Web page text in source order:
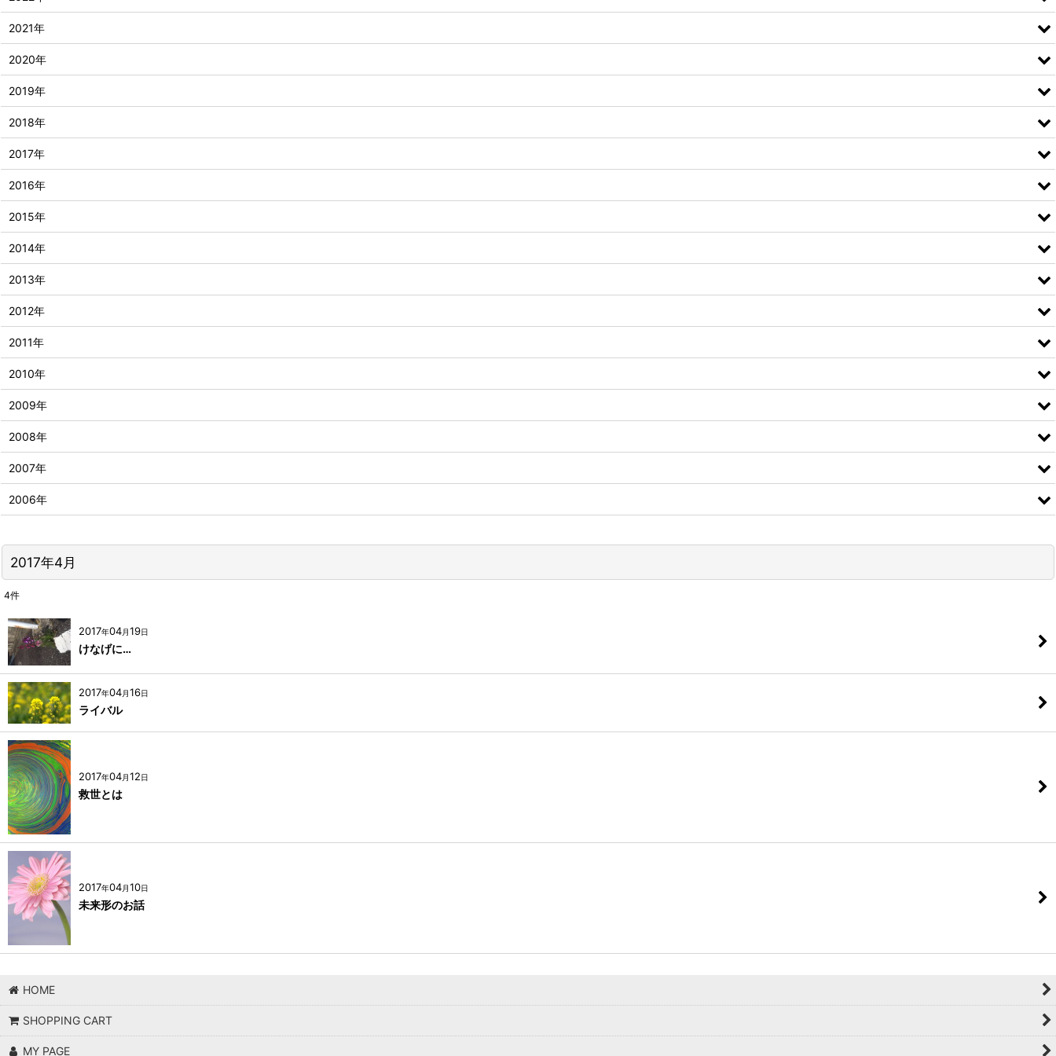
2017年4月
4件
2017年04月19日
けなげに…
2017年04月16日
ライバル
2017年04月12日
救世とは
2017年04月10日
未来形のお話
2021年
2020年
2019年
2018年
2017年
2016年
2015年
2014年
2013年
2012年
2011年
2010年
2009年
2008年
2007年
2006年
HOME
SHOPPING CART
MY PAGE